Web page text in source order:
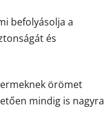
befolyásolja a
és
örömet
mindig is nagyra